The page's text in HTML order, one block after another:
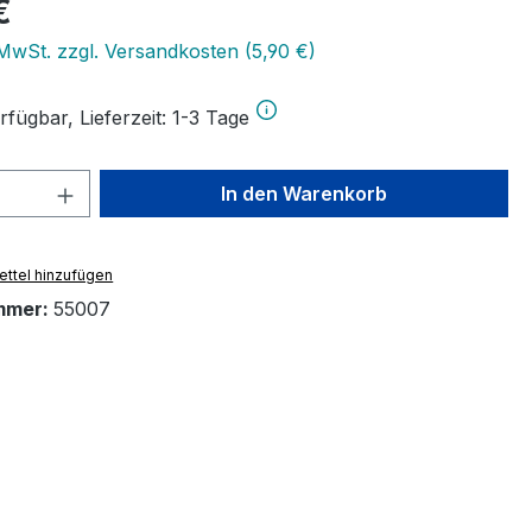
zzgl. Versandkosten (5,90 €)
Lieferzeit: 1-3 Tage
Anzahl: Gib den gewünschten Wert
In den Warenkorb
hinzufügen
55007